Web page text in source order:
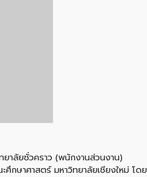
ลัยชั่วคราว (พนักงานส่วนงาน)
กษาศาสตร์ มหาวิทยาลัยเชียงใหม่ โดย